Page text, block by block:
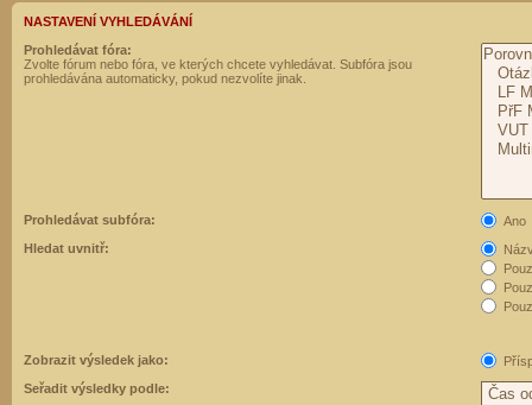
NASTAVENÍ VYHLEDÁVÁNÍ
Prohledávat fóra:
Zvolte fórum nebo fóra, ve kterých chcete vyhledávat. Subfóra jsou
prohledávána automaticky, pokud nezvolíte jinak.
Prohledávat subfóra:
Ano
Hledat uvnitř:
Zobrazit výsledek jako:
Seřadit výsledky podle: